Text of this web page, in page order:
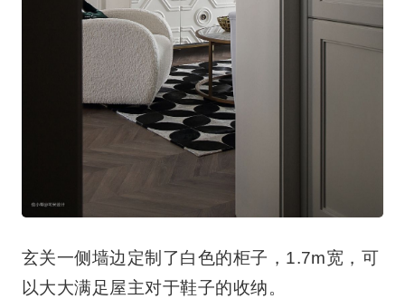
玄关一侧墙边定制了白色的柜子，1.7m宽，可
以大大满足屋主对于鞋子的收纳。